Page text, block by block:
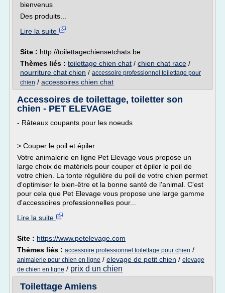
bienvenus
Des produits...
Lire la suite
Site : http://toilettagechiensetchats.be
Thèmes liés : toilettage chien chat / chien chat race /
nourriture chat chien / accessoire professionnel toilettage pour
chien / accessoires chien chat
Accessoires de toilettage, toiletter son
chien - PET ELEVAGE
- Râteaux coupants pour les noeuds
> Couper le poil et épiler
Votre animalerie en ligne Pet Elevage vous propose un
large choix de matériels pour couper et épiler le poil de
votre chien. La tonte régulière du poil de votre chien permet
d'optimiser le bien-être et la bonne santé de l'animal. C'est
pour cela que Pet Elevage vous propose une large gamme
d'accessoires professionnelles pour...
Lire la suite
Site : https://www.petelevage.com
Thèmes liés : accessoire professionnel toilettage pour chien /
animalerie pour chien en ligne / elevage de petit chien / elevage
de chien en ligne / prix d un chien
Toilettage Amiens